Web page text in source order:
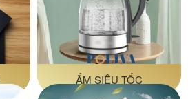
ẤM SIÊU TỐC